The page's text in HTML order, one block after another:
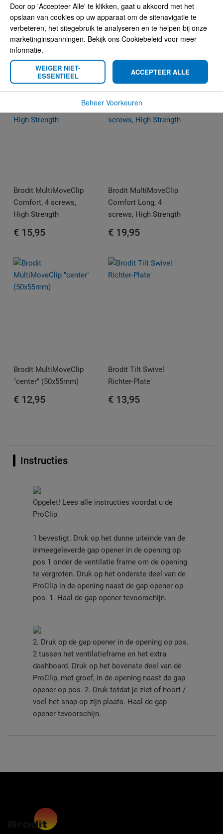
Brodit MultiMoveClip
(1moveclip 2 adapters)
€ 8,95
Brodit MultiMoveClip, 4
screws, High Strength
Brodit MultiMoveClip
Comfort, 4 screws,
High Strength
€ 15,95
Brodit MultiMoveClip
Comfort Long, 4
screws, High Strength
€ 19,95
Brodit MultiMoveClip
"center" (50x55mm)
€ 12,95
Brodit Tilt Swivel "
Richter-Plate"
€ 13,95
Instructies
Opgelet! Lees alle instructies voordat u de
ProClip
1 bevestigt. Druk op het dunne uiteinde van de
inmeegeleverde gap opener in de opening op
pos 1 onder de ventilatie frame om de opening
te vergroten. Druk op het onderste deel van de
ProClip in de opening naast de gap opener op
pos. 1. Haal de gap opener tevoorschijn.
2. Druk op de gap opener in de opening op pos.
2 tussen het ventilatieframe en het extra
dashboard. Druk op het bovenste deel van de
ProClip, met groef, in de opening naast de gap
opener op pos. 2. Druk totdat je ziet of hoort /
voel het snap op zijn plaats. Haal de gap
opener tevoorschijn.
Door op 'Accepteer Alle' te klikken, gaat u akkoord met het
opslaan van cookies op uw apparaat om de sitenavigatie te
verbeteren, het sitegebruik te analyseren en te helpen bij onze
marketinginspanningen. Bekijk ons Cookiebeleid voor meer
informatie.
WEIGER NIET-
ESSENTIEEL
ACCEPTEER ALLE
Beheer Voorkeuren